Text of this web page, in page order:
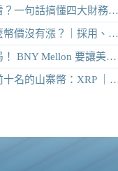
一句話搞懂四大財務報表
？｜採用、收入與代幣價值捕獲
要讓美債交易 24/7 不打烊
幣：XRP ｜Ripple 2026 介紹